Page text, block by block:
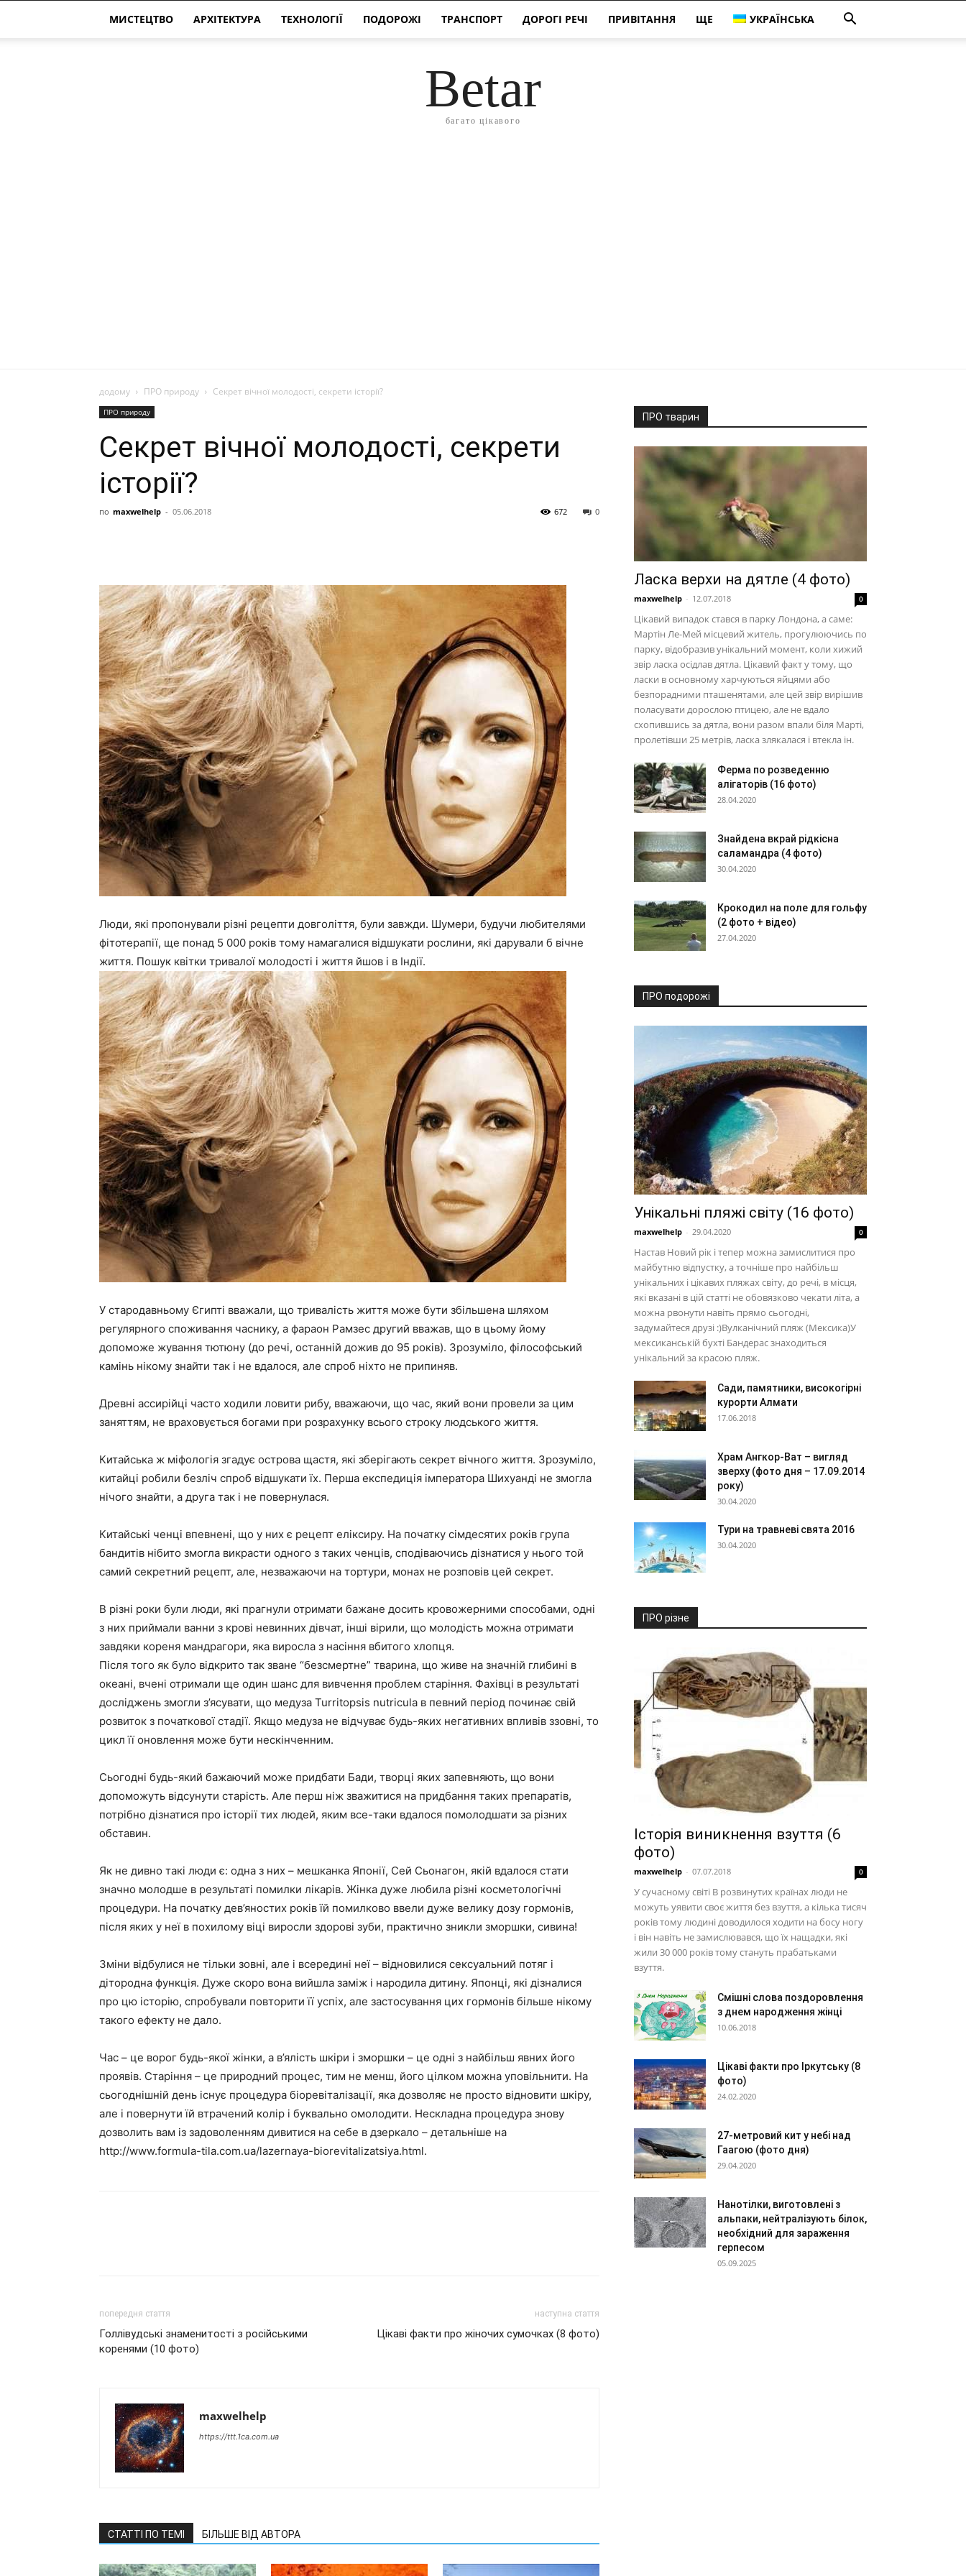
МИСТЕЦТВО АРХІТЕКТУРА ТЕХНОЛОГІЇ ПОДОРОЖІ ТРАНСПОРТ ДОРОГІ РЕЧІ ПРИВІТАННЯ ЩЕ УКРАЇНСЬКА
Betar
багато цікавого
додому ПРО природу Секрет вічної молодості, секрети історії?
ПРО природу
Секрет вічної молодості, секрети
історії?
по maxwelhelp - 05.06.2018 0
672
Люди, які пропонували різні рецепти довголіття, були завжди. Шумери, будучи любителями
фітотерапії, ще понад 5 000 років тому намагалися відшукати рослини, які дарували б вічне
життя. Пошук квітки тривалої молодості і життя йшов і в Індії.
У стародавньому Єгипті вважали, що тривалість життя може бути збільшена шляхом
регулярного споживання часнику, а фараон Рамзес другий вважав, що в цьому йому
допоможе жування тютюну (до речі, останній дожив до 95 років). Зрозуміло, філософський
камінь нікому знайти так і не вдалося, але спроб ніхто не припиняв.
Древні ассирійці часто ходили ловити рибу, вважаючи, що час, який вони провели за цим
заняттям, не враховується богами при розрахунку всього строку людського життя.
Китайська ж міфологія згадує острова щастя, які зберігають секрет вічного життя. Зрозуміло,
китайці робили безліч спроб відшукати їх. Перша експедиція імператора Шихуанді не змогла
нічого знайти, а друга так і не повернулася.
Китайські ченці впевнені, що у них є рецепт еліксиру. На початку сімдесятих років група
бандитів нібито змогла викрасти одного з таких ченців, сподіваючись дізнатися у нього той
самий секретний рецепт, але, незважаючи на тортури, монах не розповів цей секрет.
В різні роки були люди, які прагнули отримати бажане досить кровожерними способами, одні
з них приймали ванни з крові невинних дівчат, інші вірили, що молодість можна отримати
завдяки кореня мандрагори, яка виросла з насіння вбитого хлопця.
Після того як було відкрито так зване “безсмертне” тварина, що живе на значній глибині в
океані, вчені отримали ще один шанс для вивчення проблем старіння. Фахівці в результаті
досліджень змогли з’ясувати, що медуза Turritopsis nutricula в певний період починає свій
розвиток з початкової стадії. Якщо медуза не відчуває будь-яких негативних впливів ззовні, то
цикл її оновлення може бути нескінченним.
Сьогодні будь-який бажаючий може придбати Бади, творці яких запевняють, що вони
допоможуть відсунути старість. Але перш ніж зважитися на придбання таких препаратів,
потрібно дізнатися про історії тих людей, яким все-таки вдалося помолодшати за різних
обставин.
Як не дивно такі люди є: одна з них – мешканка Японії, Сей Сьонагон, якій вдалося стати
значно молодше в результаті помилки лікарів. Жінка дуже любила різні косметологічні
процедури. На початку дев’яностих років їй помилково ввели дуже велику дозу гормонів,
після яких у неї в похилому віці виросли здорові зуби, практично зникли зморшки, сивина!
Зміни відбулися не тільки зовні, але і всередині неї – відновилися сексуальний потяг і
дітородна функція. Дуже скоро вона вийшла заміж і народила дитину. Японці, які дізналися
про цю історію, спробували повторити її успіх, але застосування цих гормонів більше нікому
такого ефекту не дало.
Час – це ворог будь-якої жінки, а в’ялість шкіри і зморшки – це одні з найбільш явних його
проявів. Старіння – це природний процес, тим не менш, його цілком можна уповільнити. На
сьогоднішній день існує процедура біоревіталізації, яка дозволяє не просто відновити шкіру,
але і повернути їй втрачений колір і буквально омолодити. Нескладна процедура знову
дозволить вам із задоволенням дивитися на себе в дзеркало – детальніше на
http://www.formula-tila.com.ua/lazernaya-biorevitalizatsiya.html.
попередня стаття
Голлівудські знаменитості з російськими
коренями (10 фото)
наступна стаття
Цікаві факти про жіночих сумочках (8 фото)
maxwelhelp
https://ttt.1ca.com.ua
СТАТТІ ПО ТЕМІ БІЛЬШЕ ВІД АВТОРА
ПРО тварин
Ласка верхи на дятле (4 фото)
maxwelhelp - 12.07.2018 0
Цікавий випадок стався в парку Лондона, а саме:
Мартін Ле-Мей місцевий житель, прогулюючись по
парку, відобразив унікальний момент, коли хижий
звір ласка осідлав дятла. Цікавий факт у тому, що
ласки в основному харчуються яйцями або
безпорадними пташенятами, але цей звір вирішив
поласувати дорослою птицею, але не вдало
схопившись за дятла, вони разом впали біля Марті,
пролетівши 25 метрів, ласка злякалася і втекла ін.
Ферма по розведенню
алігаторів (16 фото)
28.04.2020
Знайдена вкрай рідкісна
саламандра (4 фото)
30.04.2020
Крокодил на поле для гольфу
(2 фото + відео)
27.04.2020
ПРО подорожі
Унікальні пляжі світу (16 фото)
maxwelhelp - 29.04.2020 0
Настав Новий рік і тепер можна замислитися про
майбутню відпустку, а точніше про найбільш
унікальних і цікавих пляжах світу, до речі, в місця,
які вказані в цій статті не обовязково чекати літа, а
можна рвонути навіть прямо сьогодні,
задумайтеся друзі :)Вулканічний пляж (Мексика)У
мексиканській бухті Бандерас знаходиться
унікальний за красою пляж.
Сади, памятники, високогірні
курорти Алмати
17.06.2018
Храм Ангкор-Ват – вигляд
зверху (фото дня – 17.09.2014
року)
30.04.2020
Тури на травневі свята 2016
30.04.2020
ПРО різне
Історія виникнення взуття (6
фото)
maxwelhelp - 07.07.2018 0
У сучасному світі В розвинутих країнах люди не
можуть уявити своє життя без взуття, а кілька тисяч
років тому людині доводилося ходити на босу ногу
і він навіть не замислювався, що їх нащадки, які
жили 30 000 років тому стануть прабатьками
взуття.
Смішні слова поздоровлення
з днем народження жінці
10.06.2018
Цікаві факти про Іркутську (8
фото)
24.02.2020
27-метровий кит у небі над
Гаагою (фото дня)
29.04.2020
Нанотілки, виготовлені з
альпаки, нейтралізують білок,
необхідний для зараження
герпесом
05.09.2025